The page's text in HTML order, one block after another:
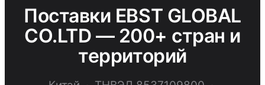
Поставки EBST GLOBAL
CO.LTD — 200+ стран и
территорий